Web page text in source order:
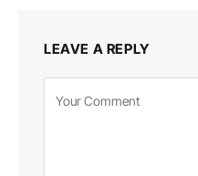
LEAVE A REPLY